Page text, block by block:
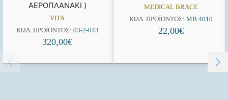
ΑΕΡΟΠΛΑΝΑΚΙ )
VITA
ΚΩΔ. ΠΡΟΪΌΝΤΟΣ: 03-2-043
320,00€
MEDICAL BRACE
ΚΩΔ. ΠΡΟΪΌΝΤΟΣ: MB.4010
22,00€